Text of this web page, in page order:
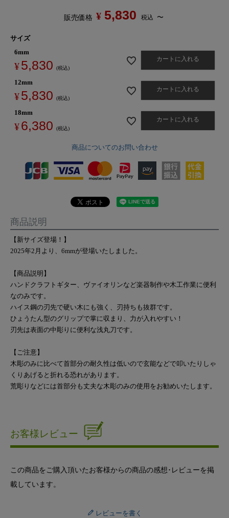
販売価格 ¥ 5,830 税込 〜
サイズ
6mm
¥5,830 税込
カートに入れる
12mm
¥5,830 税込
カートに入れる
18mm
¥6,380 税込
カートに入れる
商品についてのお問い合わせ
商品説明
【新サイズ登場！】
2025年2月より、6mmが登場いたしました。
【商品説明】
ハンドクラフトギター、ヴァイオリンなど楽器制作や木工作業に便利
なのみです。
ハイス鋼の刃先で硬い木にも強く、刃持ちも抜群です。
ひょうたん型のグリップで掌に収まり、力が入れやすい！
刃先は表面の中彫りに便利な浅丸刀です。
【ご注意】
木彫のみに比べて首部分の耐久性は低いので玄能などで叩いたりしゃ
くりあげると折れる恐れがあります。
荒彫りなどには首部分も丈夫な木彫のみの使用をお勧めいたします。
お客様レビュー
この商品をご購入頂いたお客様からの商品の感想･レビューを掲
載しています。
レビューを書く